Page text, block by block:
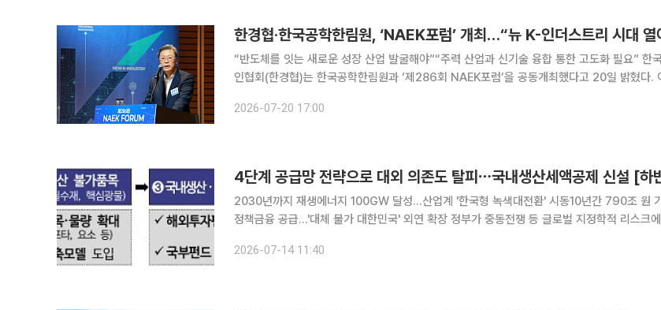
“반도체를 잇는 새로운 성장 산업 발굴해야”“주력 산업과 신기술 융합 통한 고도화 필요” 한국경제
인협회(한경협)는 한국공학한림원과 ‘제286회 NAEK포럼’을 공동개최했다고 20일 밝혔다. 이번
다. 행사에서는 권남훈 산업연구원장과 정철 한경협 연구총괄대표
2026-07-20 17:00
2030년까지 재생에너지 100GW 달성…산업계 '한국형 녹색대전환' 시동10년간 790조 원
정책금융 공급…'대체 불가 대한민국' 외연 확장 정부가 중동전쟁 등 글로벌 지정학적 리스크에 대응
를 연다. 특정 국가에 대한 공급망과 에너지 수급 의존도를
2026-07-14 11:40